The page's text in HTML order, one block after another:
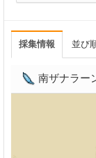
採集情報 並び
南ザナラー